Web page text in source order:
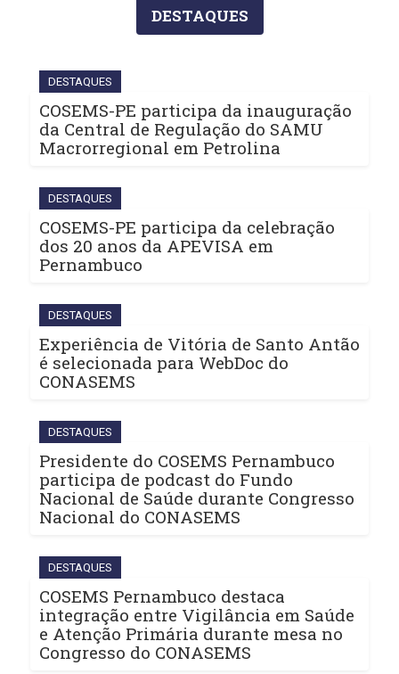
DESTAQUES
DESTAQUES
COSEMS-PE participa da inauguração
da Central de Regulação do SAMU
Macrorregional em Petrolina
DESTAQUES
COSEMS-PE participa da celebração
dos 20 anos da APEVISA em
Pernambuco
DESTAQUES
Experiência de Vitória de Santo Antão
é selecionada para WebDoc do
CONASEMS
DESTAQUES
Presidente do COSEMS Pernambuco
participa de podcast do Fundo
Nacional de Saúde durante Congresso
Nacional do CONASEMS
DESTAQUES
COSEMS Pernambuco destaca
integração entre Vigilância em Saúde
e Atenção Primária durante mesa no
Congresso do CONASEMS